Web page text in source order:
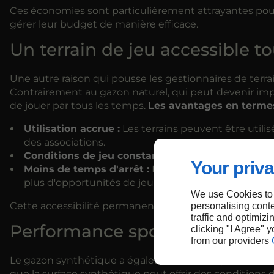
Your
We use Cookies
personalising
traffic and
clicking "I Agree"
from our providers
Ces économies sont particulièrement attrayantes
gérer leur budget de manière efficace.
Un terrain de jeu accessible
Une autre raison qui pousse les gestionnaires de
Contrairement au gazon naturel, qui peut devenir
de jouer par tous les temps. Les avantages en
Utilisation accrue : Les terrains peuvent être
des associations.
Conditions de jeu constantes :
Moins de temps d'arrêt : Les terrains sont moins
plus d'opportunités de jeu.
Cette accessibilité permanente est un atout majeur
Performance sportive
Le gazon synthétique a également fait ses preuves